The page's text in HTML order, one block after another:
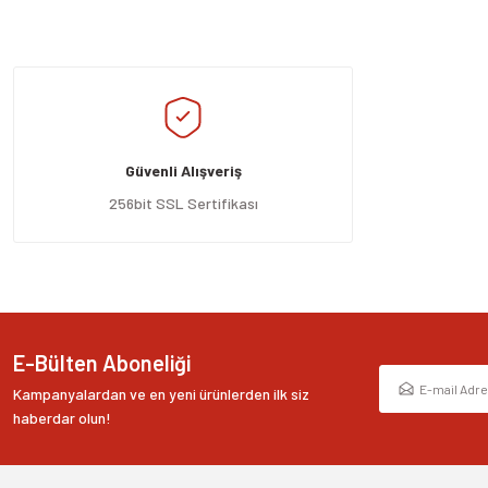
Ürün resmi kalitesiz, bozuk veya görüntülenemiyor.
Ürün açıklamasında eksik bilgiler bulunuyor.
Ürün bilgilerinde hatalar bulunuyor.
Ürün fiyatı diğer sitelerden daha pahalı.
Güvenli Alışveriş
256bit SSL Sertifikası
E-Bülten Aboneliği
Kampanyalardan ve en yeni ürünlerden ilk siz
haberdar olun!